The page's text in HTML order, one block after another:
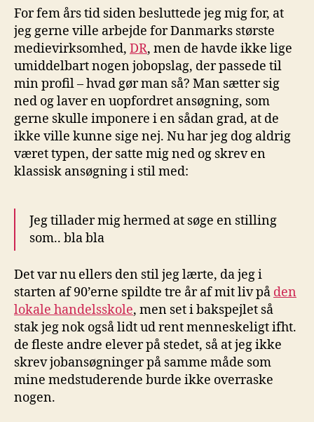
For fem års tid siden besluttede jeg mig for, at
jeg gerne ville arbejde for Danmarks største
medievirksomhed, DR, men de havde ikke lige
umiddelbart nogen jobopslag, der passede til
min profil – hvad gør man så? Man sætter sig
ned og laver en uopfordret ansøgning, som
gerne skulle imponere i en sådan grad, at de
ikke ville kunne sige nej. Nu har jeg dog aldrig
været typen, der satte mig ned og skrev en
klassisk ansøgning i stil med:
Jeg tillader mig hermed at søge en stilling
som.. bla bla
Det var nu ellers den stil jeg lærte, da jeg i
starten af 90’erne spildte tre år af mit liv på den
lokale handelsskole, men set i bakspejlet så
stak jeg nok også lidt ud rent menneskeligt ifht.
de fleste andre elever på stedet, så at jeg ikke
skrev jobansøgninger på samme måde som
mine medstuderende burde ikke overraske
nogen.